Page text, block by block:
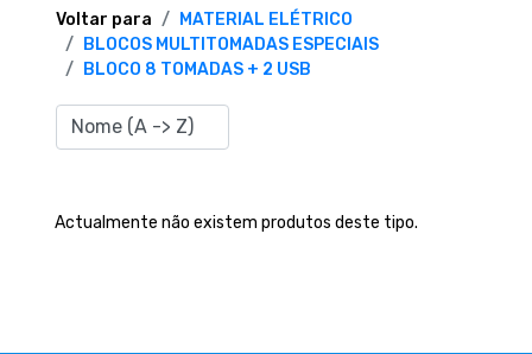
TERMOS E CONDIÇÕES
CATÁLOGOS
CAMPANHAS
Voltar para
MATERIAL ELÉTRICO
BLOCOS MULTITOMADAS ESPECIAIS
BLOCO 8 TOMADAS + 2 USB
Actualmente não existem produtos deste tipo.